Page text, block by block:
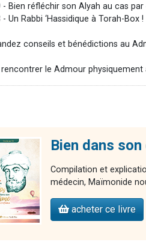
- Bien réfléchir son Alyah au cas par
- Un Rabbi ‘Hassidique à Torah-Box !
conseils et bénédictions au
le Admour physiquement
Bien dans
Compilation et
médecin, Maïmonide
acheter ce livre